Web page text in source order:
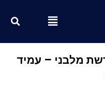
Menu
רשת מלבני – עמיד